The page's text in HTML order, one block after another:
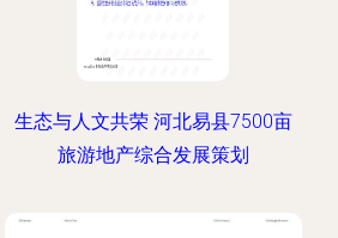
生态与人文共荣 河北易县7500亩
旅游地产综合发展策划